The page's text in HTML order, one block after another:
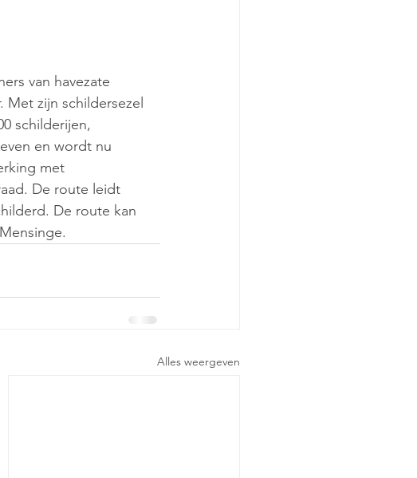
van havezate
Met zijn schildersezel
schilderijen,
en wordt nu
met
De route leidt
De route kan
Alles weergeven